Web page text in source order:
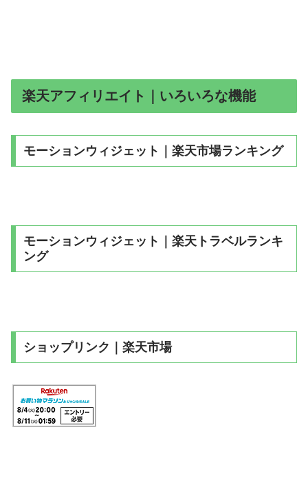
楽天アフィリエイト｜いろいろな機能
モーションウィジェット｜楽天市場ランキング
モーションウィジェット｜楽天トラベルランキ
ング
ショップリンク｜楽天市場